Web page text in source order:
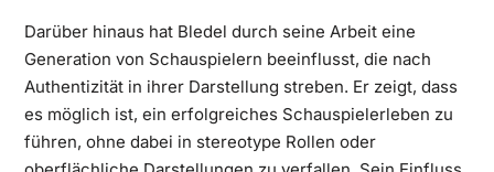
Darüber hinaus hat Bledel durch seine Arbeit eine
Generation von Schauspielern beeinflusst, die nach
Authentizität in ihrer Darstellung streben. Er zeigt, dass
es möglich ist, ein erfolgreiches Schauspielerleben zu
führen, ohne dabei in stereotype Rollen oder